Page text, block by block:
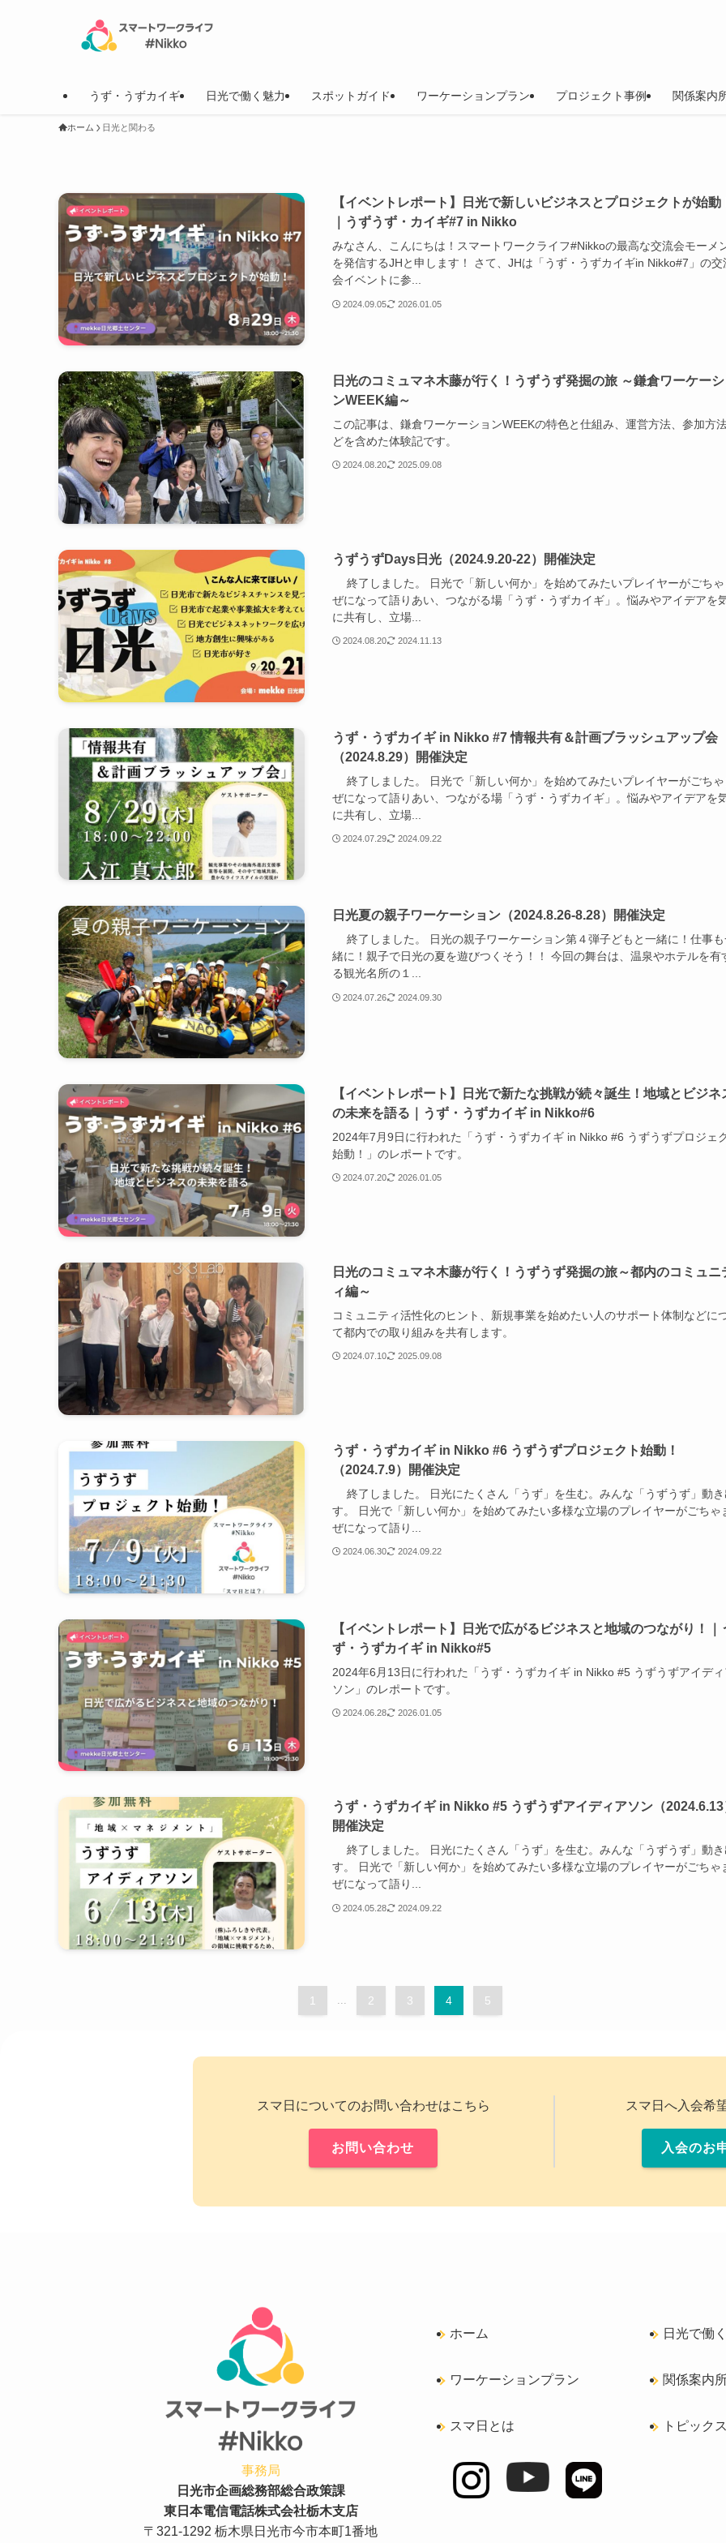
うず・うずカイギ 日光で働く魅力 スポットガイド ワーケーションプラン プロジェクト事例 関係案内
ホーム 日光と関わる
【イベントレポート】日光で新しいビジネスとプロジェクトが始動
｜うずうず・カイギ#7 in Nikko
みなさん、こんにちは！スマートワークライフ#Nikkoの最高な交流会モーメ
を発信するJHと申します！ さて、JHは「うず・うずカイギin Nikko#7」の交
会イベントに参...
2024.09.05 2026.01.05
日光のコミュマネ木藤が行く！うずうず発掘の旅 ～鎌倉ワーケーシ
ンWEEK編～
この記事は、鎌倉ワーケーションWEEKの特色と仕組み、運営方法、参加方
どを含めた体験記です。
2024.08.20 2025.09.08
うずうずDays日光（2024.9.20-22）開催決定
終了しました。 日光で「新しい何か」を始めてみたいプレイヤーがごちゃ
ぜになって語りあい、つながる場「うず・うずカイギ」。悩みやアイデアを
に共有し、立場...
2024.08.20 2024.11.13
うず・うずカイギ in Nikko #7 情報共有＆計画ブラッシュアップ会
（2024.8.29）開催決定
終了しました。 日光で「新しい何か」を始めてみたいプレイヤーがごちゃ
ぜになって語りあい、つながる場「うず・うずカイギ」。悩みやアイデアを
に共有し、立場...
2024.07.29 2024.09.22
日光夏の親子ワーケーション（2024.8.26-8.28）開催決定
終了しました。 日光の親子ワーケーション第４弾子どもと一緒に！仕事も
緒に！親子で日光の夏を遊びつくそう！！ 今回の舞台は、温泉やホテルを有
る観光名所の１...
2024.07.26 2024.09.30
【イベントレポート】日光で新たな挑戦が続々誕生！地域とビジネ
の未来を語る｜うず・うずカイギ in Nikko#6
2024年7月9日に行われた「うず・うずカイギ in Nikko #6 うずうずプロジェ
始動！」のレポートです。
2024.07.20 2026.01.05
日光のコミュマネ木藤が行く！うずうず発掘の旅～都内のコミュニ
ィ編～
コミュニティ活性化のヒント、新規事業を始めたい人のサポート体制などに
て都内での取り組みを共有します。
2024.07.10 2025.09.08
うず・うずカイギ in Nikko #6 うずうずプロジェクト始動！
（2024.7.9）開催決定
終了しました。 日光にたくさん「うず」を生む。みんな「うずうず」動き
す。 日光で「新しい何か」を始めてみたい多様な立場のプレイヤーがごちゃ
ぜになって語り...
2024.06.30 2024.09.22
【イベントレポート】日光で広がるビジネスと地域のつながり！｜
ず・うずカイギ in Nikko#5
2024年6月13日に行われた「うず・うずカイギ in Nikko #5 うずうずアイディ
ソン」のレポートです。
2024.06.28 2026.01.05
うず・うずカイギ in Nikko #5 うずうずアイディアソン（2024.6.13
開催決定
終了しました。 日光にたくさん「うず」を生む。みんな「うずうず」動き
す。 日光で「新しい何か」を始めてみたい多様な立場のプレイヤーがごちゃ
ぜになって語り...
2024.05.28 2024.09.22
1 ... 2 3 4 5
スマ日についてのお問い合わせはこちら
お問い合わせ
スマ日へ入会希
入会のお
事務局
日光市企画総務部総合政策課
東日本電信電話株式会社栃木支店
〒321-1292 栃木県日光市今市本町1番地
ホーム
ワーケーションプラン
スマ日とは
日光で働
関係案内
トピックス